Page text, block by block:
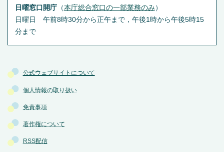
公式ウェブサイトについて
個人情報の取り扱い
免責事項
著作権について
RSS配信
日曜窓口開庁（本庁総合窓口の一部業務のみ ）
日曜日 午前8時30分から正午まで，午後1時から午後5時15
分まで